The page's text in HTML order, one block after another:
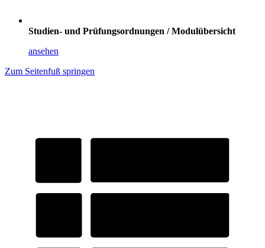
Studien- und Prüfungsordnungen / Modulübersicht
ansehen
Zum Seitenfuß springen